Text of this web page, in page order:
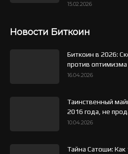
15.02.2026
Новости Биткоин
Биткоин в 2026:
против оптимизма
16.04.2026
Таинственный
2016 года, не
10.04.2026
Тайна Сатоши: Как